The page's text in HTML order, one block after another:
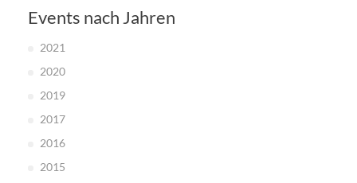
Events nach Jahren
2021
2020
2019
2017
2016
2015